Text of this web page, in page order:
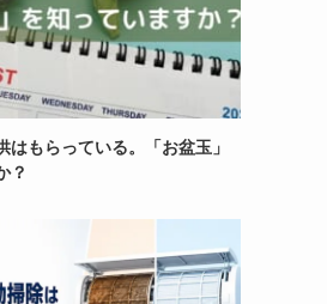
はもらっている。「お盆玉」
？